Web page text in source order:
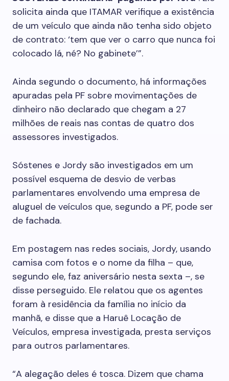
solicita ainda que ITAMAR verifique a existência
de um veículo que ainda não tenha sido objeto
de contrato: ‘tem que ver o carro que nunca foi
colocado lá, né? No gabinete’”.
Ainda segundo o documento, há informações
apuradas pela PF sobre movimentações de
dinheiro não declarado que chegam a 27
milhões de reais nas contas de quatro dos
assessores investigados.
Sóstenes e Jordy são investigados em um
possível esquema de desvio de verbas
parlamentares envolvendo uma empresa de
aluguel de veículos que, segundo a PF, pode ser
de fachada.
Em postagem nas redes sociais, Jordy, usando
camisa com fotos e o nome da filha – que,
segundo ele, faz aniversário nesta sexta –, se
disse perseguido. Ele relatou que os agentes
foram à residência da família no início da
manhã, e disse que a Haruê Locação de
Veículos, empresa investigada, presta serviços
para outros parlamentares.
“A alegação deles é tosca. Dizem que chama